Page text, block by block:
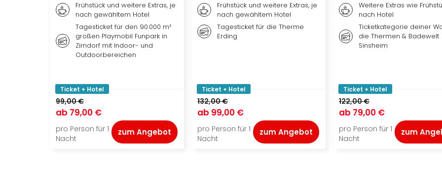
Frühstück und weitere Extras, je
nach gewähltem Hotel
Tagesticket für den 90.000 m²
großen Playmobil Funpark in
Zirndorf mit Indoor- und
Outdoorbereichen
Ticket + Hotel
99,00 €
ab 79,00 €
pro Person für 1
Nacht
zum Angebot
Frühstück und weitere Extras, je
nach gewähltem Hotel
Tagesticket für die Therme
Erding
Ticket + Hotel
132,00 €
ab 99,00 €
pro Person für 1
Nacht
zum Angebot
Weitere Extras wie
nach Hotel
Ticketkategorie deiner
die Thermen & Badewelt
Sinsheim
Ticket + Hotel
122,00 €
ab 79,00 €
pro Person für 1
Nacht
zum